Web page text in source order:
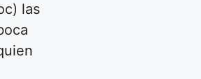
las